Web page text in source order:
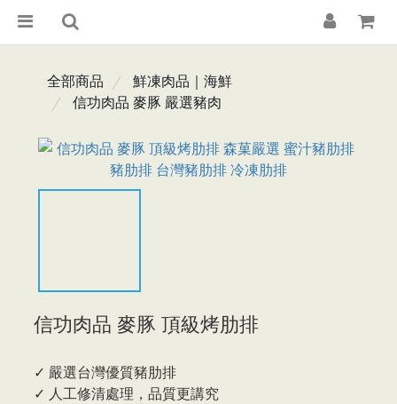
全部商品
鮮凍肉品｜海鮮
信功肉品 麥豚 嚴選豬肉
信功肉品 麥豚 頂級烤肋排
✓ 嚴選台灣優質豬肋排
✓ 人工修清處理，品質更講究